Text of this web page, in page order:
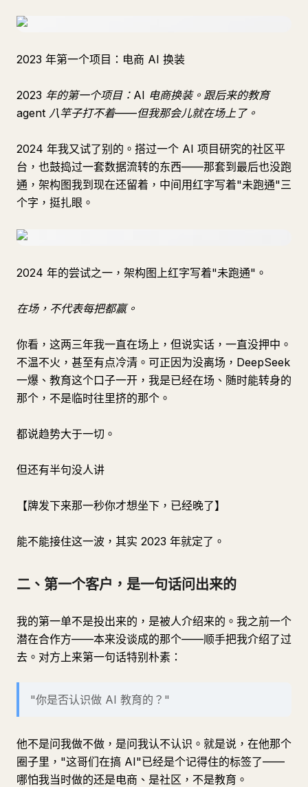
2023 年第一个项目：电商 AI 换装
2023 年的第一个项目：AI 电商换装。跟后来的教育
agent 八竿子打不着——但我那会儿就在场上了。
2024 年我又试了别的。搭过一个 AI 项目研究的社区平
台，也鼓捣过一套数据流转的东西——那套到最后也没跑
通，架构图我到现在还留着，中间用红字写着"未跑通"三
个字，挺扎眼。
2024 年的尝试之一，架构图上红字写着"未跑通"。
在场，不代表每把都赢。
你看，这两三年我一直在场上，但说实话，一直没押中。
不温不火，甚至有点冷清。可正因为没离场，DeepSeek
一爆、教育这个口子一开，我是已经在场、随时能转身的
那个，不是临时往里挤的那个。
都说趋势大于一切。
但还有半句没人讲
【牌发下来那一秒你才想坐下，已经晚了】
能不能接住这一波，其实 2023 年就定了。
二、第一个客户，是一句话问出来的
我的第一单不是投出来的，是被人介绍来的。我之前一个
潜在合作方——本来没谈成的那个——顺手把我介绍了过
去。对方上来第一句话特别朴素：
"你是否认识做 AI 教育的？"
他不是问我做不做，是问我认不认识。就是说，在他那个
圈子里，"这哥们在搞 AI"已经是个记得住的标签了——
哪怕我当时做的还是电商、是社区，不是教育。